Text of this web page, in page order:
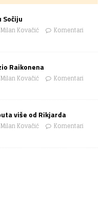
Sočiju
Milan Kovačić
Komentari
Raikonena
Milan Kovačić
Komentari
više od Rikjarda
Milan Kovačić
Komentari